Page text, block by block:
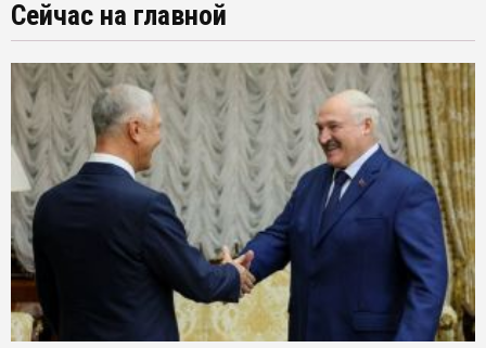
Сейчас на главной